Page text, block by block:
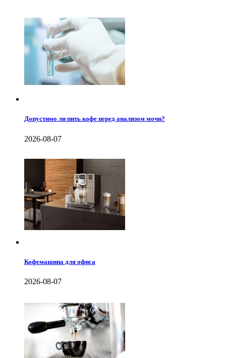
Допустимо ли пить кофе перед анализом мочи?
2026-08-07
Кофемашина для офиса
2026-08-07